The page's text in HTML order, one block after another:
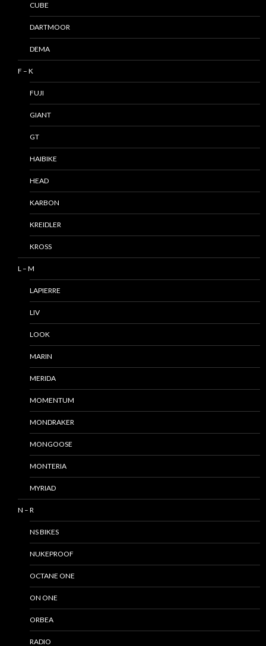
CUBE
DARTMOOR
DEMA
F – K
FUJI
GIANT
GT
HAIBIKE
HEAD
KARBON
KREIDLER
KROSS
L – M
LAPIERRE
LIV
LOOK
MARIN
MERIDA
MOMENTUM
MONDRAKER
MONGOOSE
MONTERIA
MYRIAD
N – R
NS BIKES
NUKEPROOF
OCTANE ONE
ON ONE
ORBEA
RADIO